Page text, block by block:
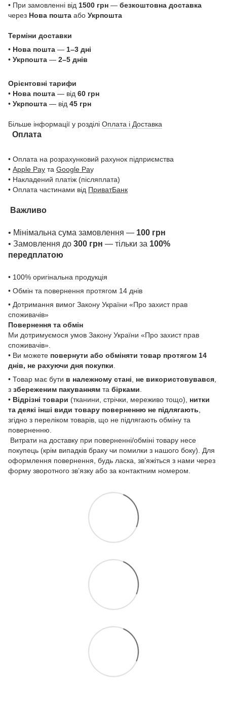
• При замовленні від 1500 грн — безкоштовна доставка
через Нова пошта або Укрпошта
Терміни доставки
• Нова пошта — 1–3 дні
• Укрпошта — 2–5 днів
Орієнтовні тарифи
• Нова пошта — від 60 грн
• Укрпошта — від 45 грн
Більше інформації у розділі Оплата і Доставка
Оплата
• Оплата на розрахунковий рахунок підприємства
• Apple Pay та Google Pay
• Накладений платіж (післяплата)
• Оплата частинами від ПриватБанк
Важливо
• Мінімальна сума замовлення — 100 грн
• Замовлення до 300 грн — тільки за 100%
передплатою
• 100% оригінальна продукція
• Обмін та повернення протягом 14 днів
• Дотримання вимог Закону України «Про захист прав
споживачів»
Повернення та обмін
Ми дотримуємося умов Закону України «Про захист прав
споживачів».
• Ви можете повернути або обміняти товар протягом 14
днів, не рахуючи дня покупки
• Товар має бути в належному стані не використовувався
з збереженим пакуванням та бірками
• Відрізні товари (тканини, стрічки, мереживо тощо), нитки
та деякі інші види товару поверненню не підлягають
згідно з переліком товарів, що не підлягають обміну та
поверненню.
Витрати на доставку при поверненні/обміні товару несе
покупець (крім випадків браку чи помилки з нашого боку). Для
оформлення повернення, будь ласка, зв’яжіться з нами через
форму зворотного зв’язку або за контактним номером.